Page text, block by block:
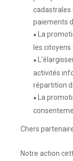
cadastrales
paiements
●
La
les
●
activités
répartition
●
La
Chers
Notre action